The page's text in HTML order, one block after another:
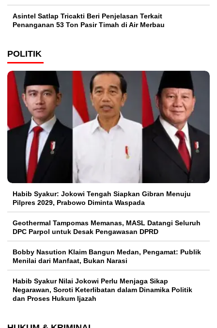
Asintel Satlap Tricakti Beri Penjelasan Terkait
Penanganan 53 Ton Pasir Timah di Air Merbau
POLITIK
Habib Syakur: Jokowi Tengah Siapkan Gibran Menuju
Pilpres 2029, Prabowo Diminta Waspada
Geothermal Tampomas Memanas, MASL Datangi Seluruh
DPC Parpol untuk Desak Pengawasan DPRD
Bobby Nasution Klaim Bangun Medan, Pengamat: Publik
Menilai dari Manfaat, Bukan Narasi
Habib Syakur Nilai Jokowi Perlu Menjaga Sikap
Negarawan, Soroti Keterlibatan dalam Dinamika Politik
dan Proses Hukum Ijazah